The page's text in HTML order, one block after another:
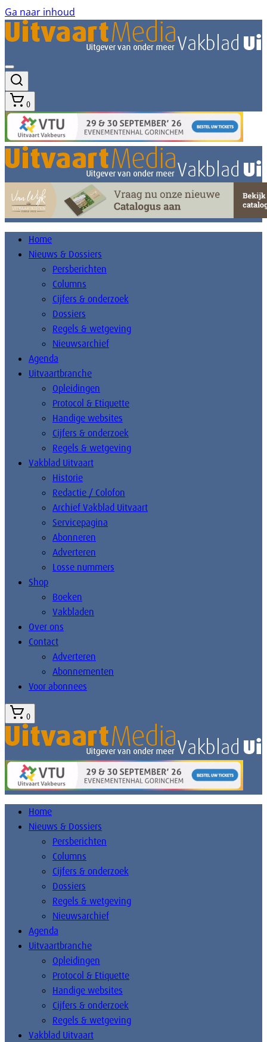
Ga naar inhoud
0
Home
Nieuws & Dossiers
Persberichten
Columns
Cijfers & onderzoek
Dossiers
Regels & wetgeving
Nieuwsarchief
Agenda
Uitvaartbranche
Opleidingen
Protocol & Etiquette
Handige websites
Cijfers & onderzoek
Regels & wetgeving
Vakblad Uitvaart
Historie
Redactie / Colofon
Archief Vakblad Uitvaart
Servicepagina
Abonneren
Adverteren
Losse nummers
Shop
Boeken
Vakbladen
Over ons
Contact
Adverteren
Abonnementen
Voor abonnees
0
Home
Nieuws & Dossiers
Persberichten
Columns
Cijfers & onderzoek
Dossiers
Regels & wetgeving
Nieuwsarchief
Agenda
Uitvaartbranche
Opleidingen
Protocol & Etiquette
Handige websites
Cijfers & onderzoek
Regels & wetgeving
Vakblad Uitvaart